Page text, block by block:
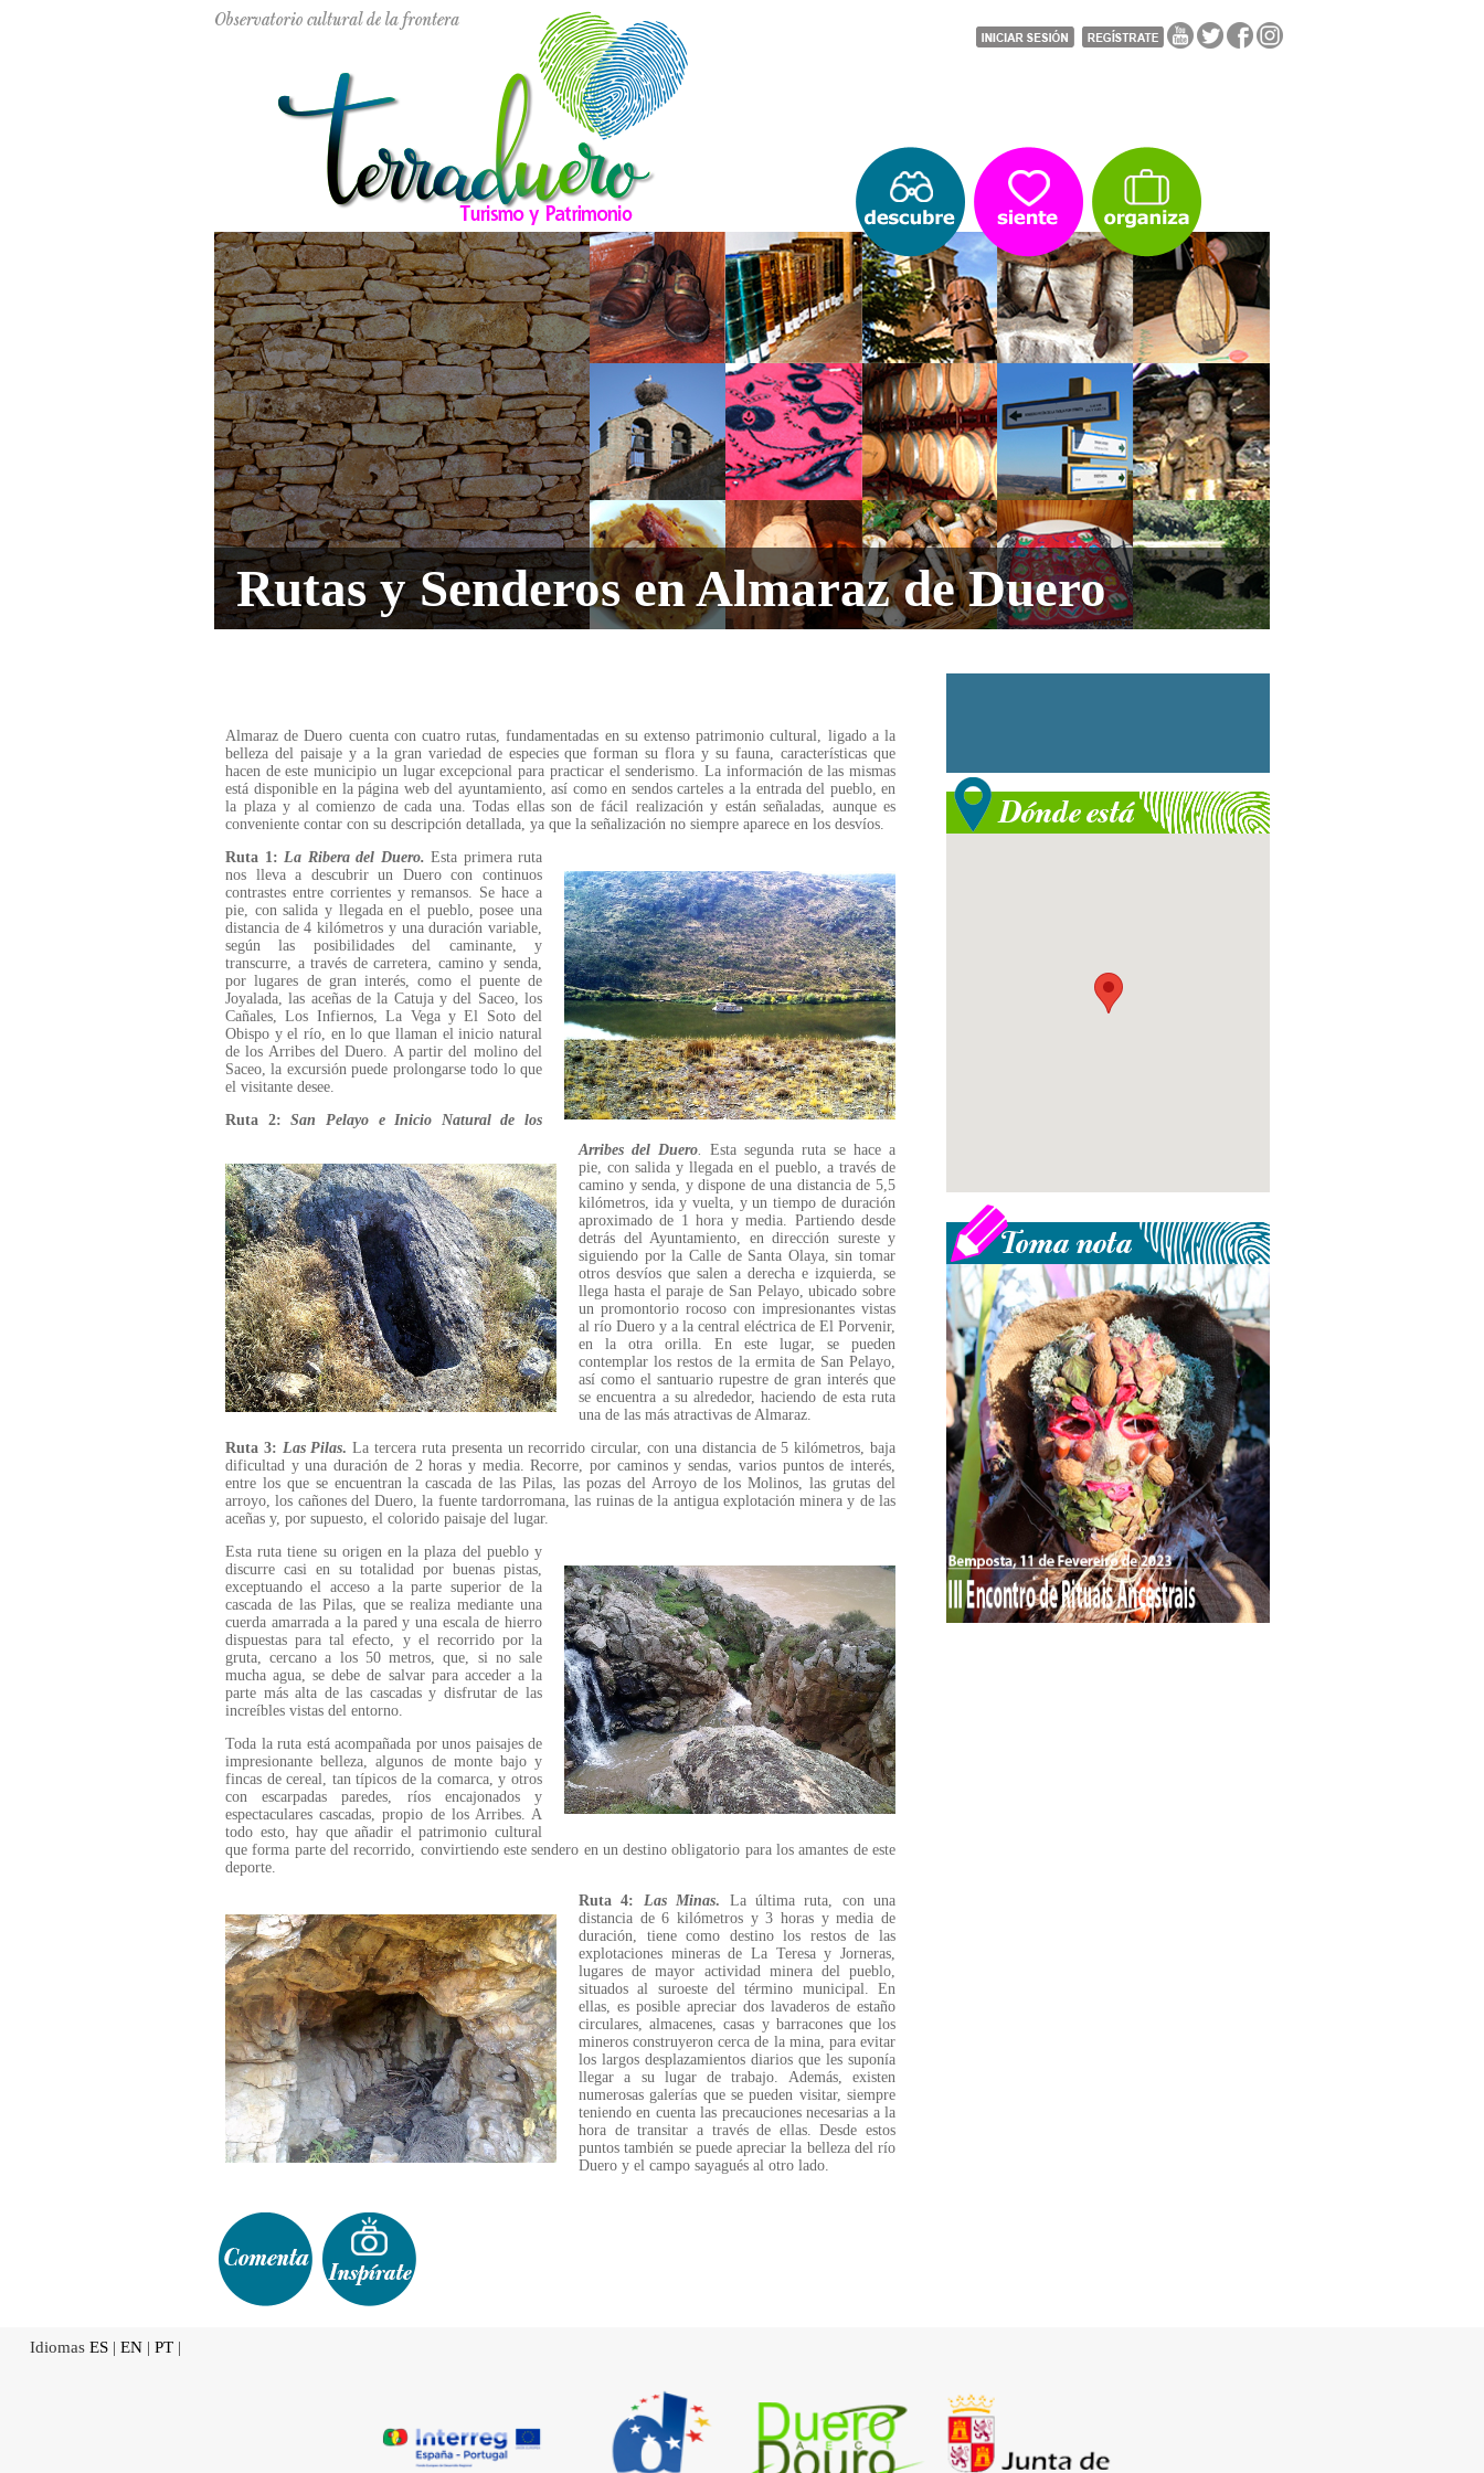
Rutas y Senderos en Almaraz de Duero
Almaraz de Duero cuenta con cuatro rutas, fundamentadas en su extenso patrimonio cultural, ligado a la
belleza del paisaje y a la gran variedad de especies que forman su flora y su fauna, características que
hacen de este municipio un lugar excepcional para practicar el senderismo. La información de las mismas
está disponible en la página web del ayuntamiento, así como en sendos carteles a la entrada del pueblo, en
la plaza y al comienzo de cada una. Todas ellas son de fácil realización y están señaladas, aunque es
conveniente contar con su descripción detallada, ya que la señalización no siempre aparece en los desvíos.
Ruta 1: La Ribera del Duero. Esta primera ruta
nos lleva a descubrir un Duero con continuos
contrastes entre corrientes y remansos. Se hace a
pie, con salida y llegada en el pueblo, posee una
distancia de 4 kilómetros y una duración variable,
según las posibilidades del caminante, y
transcurre, a través de carretera, camino y senda,
por lugares de gran interés, como el puente de
Joyalada, las aceñas de la Catuja y del Saceo, los
Cañales, Los Infiernos, La Vega y El Soto del
Obispo y el río, en lo que llaman el inicio natural
de los Arribes del Duero. A partir del molino del
Saceo, la excursión puede prolongarse todo lo que
el visitante desee.
Ruta 2:San Pelayo e Inicio Natural de los
Arribes del Duero. Esta segunda ruta se hace a
pie, con salida y llegada en el pueblo, a través de
camino y senda, y dispone de una distancia de 5,5
kilómetros, ida y vuelta, y un tiempo de duración
aproximado de 1 hora y media. Partiendo desde
detrás del Ayuntamiento, en dirección sureste y
siguiendo por la Calle de Santa Olaya, sin tomar
otros desvíos que salen a derecha e izquierda, se
llega hasta el paraje de San Pelayo, ubicado sobre
un promontorio rocoso con impresionantes vistas
al río Duero y a la central eléctrica de El Porvenir,
en la otra orilla. En este lugar, se pueden
contemplar los restos de la ermita de San Pelayo,
así como el santuario rupestre de gran interés que
se encuentra a su alrededor, haciendo de esta ruta
una de las más atractivas de Almaraz.
Ruta 3: Las Pilas. La tercera ruta presenta un recorrido circular, con una distancia de 5 kilómetros, baja
dificultad y una duración de 2 horas y media. Recorre, por caminos y sendas, varios puntos de interés,
entre los que se encuentran la cascada de las Pilas, las pozas del Arroyo de los Molinos, las grutas del
arroyo, los cañones del Duero, la fuente tardorromana, las ruinas de la antigua explotación minera y de las
aceñas y, por supuesto, el colorido paisaje del lugar.
Esta ruta tiene su origen en la plaza del pueblo y
discurre casi en su totalidad por buenas pistas,
exceptuando el acceso a la parte superior de la
cascada de las Pilas, que se realiza mediante una
cuerda amarrada a la pared y una escala de hierro
dispuestas para tal efecto, y el recorrido por la
gruta, cercano a los 50 metros, que, si no sale
mucha agua, se debe de salvar para acceder a la
parte más alta de las cascadas y disfrutar de las
increíbles vistas del entorno.
Toda la ruta está acompañada por unos paisajes de
impresionante belleza, algunos de monte bajo y
fincas de cereal, tan típicos de la comarca, y otros
con escarpadas paredes, ríos encajonados y
espectaculares cascadas, propio de los Arribes. A
todo esto, hay que añadir el patrimonio cultural
que forma parte del recorrido, convirtiendo este sendero en un destino obligatorio para los amantes de este
deporte.
Ruta 4: Las Minas. La última ruta, con una
distancia de 6 kilómetros y 3 horas y media de
duración, tiene como destino los restos de las
explotaciones mineras de La Teresa y Jorneras,
lugares de mayor actividad minera del pueblo,
situados al suroeste del término municipal. En
ellas, es posible apreciar dos lavaderos de estaño
circulares, almacenes, casas y barracones que los
mineros construyeron cerca de la mina, para evitar
los largos desplazamientos diarios que les suponía
llegar a su lugar de trabajo. Además, existen
numerosas galerías que se pueden visitar, siempre
teniendo en cuenta las precauciones necesarias a la
hora de transitar a través de ellas. Desde estos
puntos también se puede apreciar la belleza del río
Duero y el campo sayagués al otro lado.
Idiomas ES | EN | PT |